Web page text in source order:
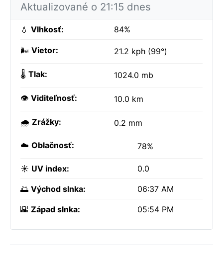
Aktualizované o 21:15 dnes
💧 Vlhkosť: 84%
🌬️ Vietor: 21.2 kph (99°)
🌡️ Tlak: 1024.0 mb
👁️ Viditeľnosť: 10.0 km
🌧️ Zrážky: 0.2 mm
☁️ Oblačnosť: 78%
☀️ UV index: 0.0
🌅 Východ slnka: 06:37 AM
🌇 Západ slnka: 05:54 PM